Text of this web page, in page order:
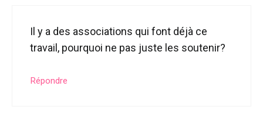
Il y a des associations qui font déjà ce
travail, pourquoi ne pas juste les soutenir?
Répondre